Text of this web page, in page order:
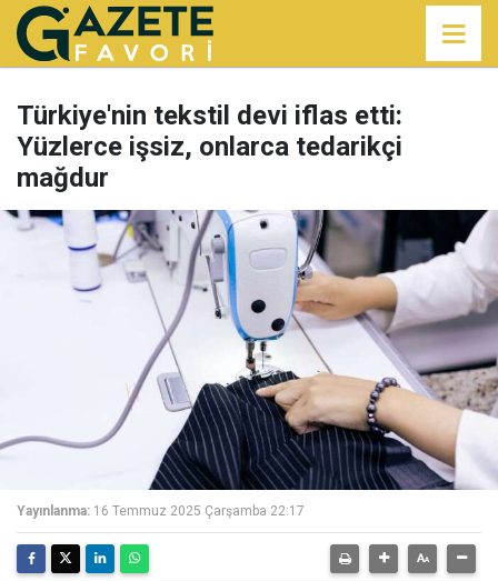
Türkiye'nin tekstil devi iflas etti:
Yüzlerce işsiz, onlarca tedarikçi
mağdur
Yayınlanma: 16 Temmuz 2025 Çarşamba 22:17